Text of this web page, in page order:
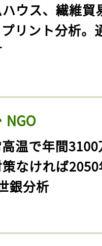
ハウス、繊維貿
リント分析。
NGO
高温で年間
なければ
銀分析